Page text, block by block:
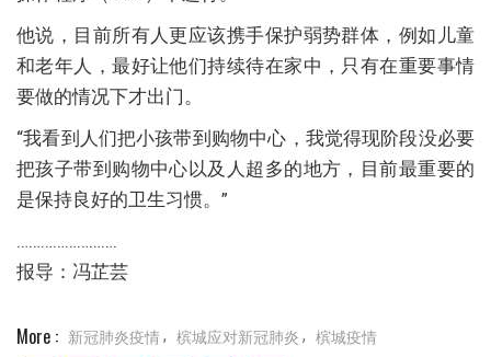
他说，目前所有人更应该携手保护弱势群体，例如儿童
和老年人，最好让他们持续待在家中，只有在重要事情
要做的情况下才出门。
“我看到人们把小孩带到购物中心，我觉得现阶段没必要
把孩子带到购物中心以及人超多的地方，目前最重要的
是保持良好的卫生习惯。”
…………………….
报导：冯芷芸
More : 新冠肺炎疫情, 槟城应对新冠肺炎 , 槟城疫情